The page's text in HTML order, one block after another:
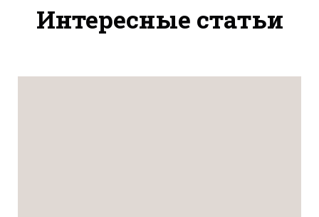
Интересные статьи